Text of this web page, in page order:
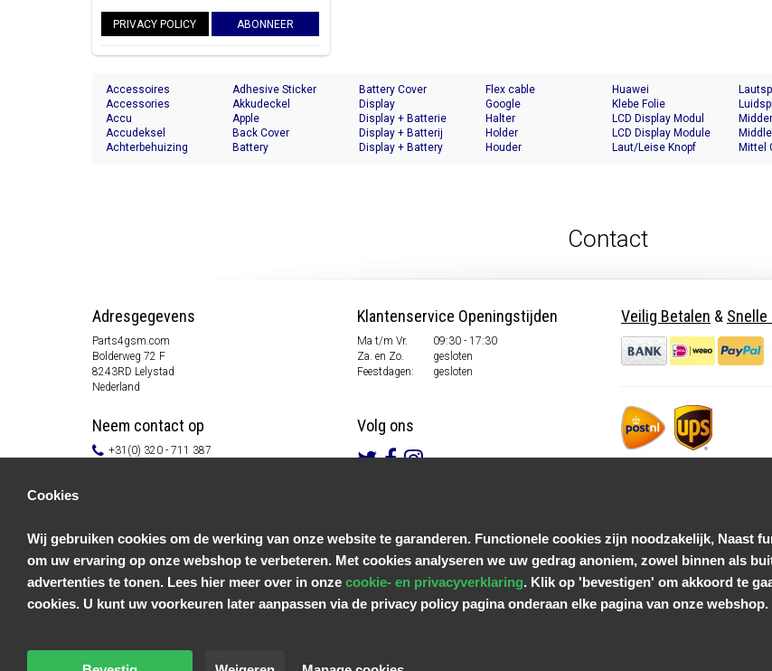
PRIVACY POLICY ABONNEER
Accessoires
Accessories
Accu
Accudeksel
Achterbehuizing
Adhesive Sticker
Akkudeckel
Apple
Back Cover
Battery
Battery Cover
Display
Display + Batterie
Display + Batterij
Display + Battery
Flex cable
Google
Halter
Holder
Houder
Huawei
Klebe Folie
LCD Display Modul
LCD Display Module
Laut/Leise Knopf
Mittel
Contact
Adresgegevens
Parts4gsm.com
Bolderweg 72 F
8243RD Lelystad
Nederland
Neem contact op
+31(0) 320 - 711 387
Klantenservice
Algemene voorwaarden
Privacy Policy
Disclaimer
Betaal informatie
Klantenservice Openingstijden
Ma t/m Vr.
09:30 - 17:30
Za. en Zo.
gesloten
Feestdagen:
gesloten
Volg ons
Veilig Betalen & Snelle
Cookies
Wij gebruiken cookies om de werking van onze website te garanderen. Functionele cookies zijn noodzakelijk, Naast
om uw ervaring op onze webshop te verbeteren. Met cookies analyseren we uw gedrag anoniem, zowel binnen als
advertenties te tonen. Lees hier meer over in onze cookie- en privacyverklaring. Klik op 'bevestigen' om akkoord te
cookies. U kunt uw voorkeuren later aanpassen via de privacy policy pagina onderaan elke pagina van onze webshop.